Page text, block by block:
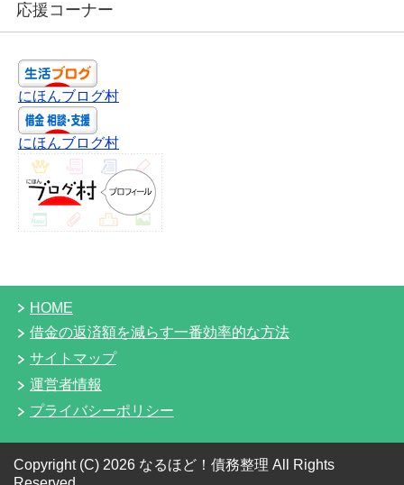
応援コーナー
にほんブログ村
にほんブログ村
HOME
借金の返済額を減らす一番効率的な方法
サイトマップ
運営者情報
プライバシーポリシー
Copyright (C) 2026 なるほど！債務整理 All Rights